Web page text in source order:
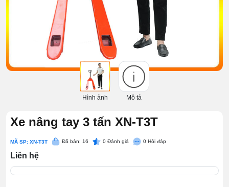
Hình ảnh Mô tả
Xe nâng tay 3 tấn XN-T3T
MÃ SP: XN-T3T Đã bán: 16 0 Đánh giá 0 Hỏi đáp
Liên hệ